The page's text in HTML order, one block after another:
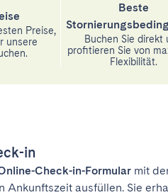
Preise,
unsere
Beste
Buchen Sie direkt
profitieren Sie von
Flexibilität.
in
Check-in-Formular mit
Ankunftszeit ausfüllen. Sie